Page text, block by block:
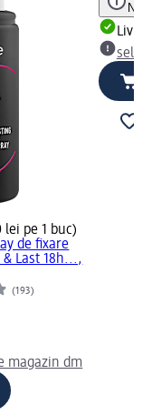
lei pe 1 buc)
de fixare
Last 18h...,
(193)
magazin dm
Notă